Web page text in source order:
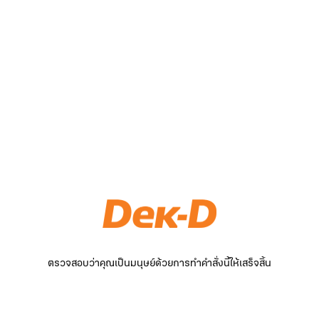
ตรวจสอบว่าคุณเป็นมนุษย์ด้วยการทำคำสั่งนี้ให้เสร็จสิ้น